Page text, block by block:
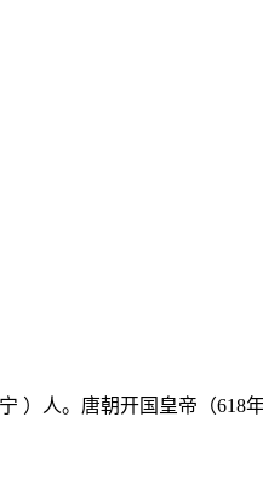
人。唐朝开国皇帝（618